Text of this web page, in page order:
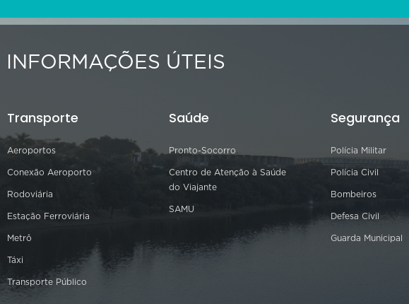
INFORMAÇÕES ÚTEIS
Transporte
Aeroportos
Conexão Aeroporto
Rodoviária
Estação Ferroviária
Metrô
Táxi
Transporte Público
Saúde
Pronto-Socorro
Centro de Atenção à Saúde
do Viajante
SAMU
Segurança
Polícia Militar
Polícia Civil
Bombeiros
Defesa Civil
Guarda Municipal